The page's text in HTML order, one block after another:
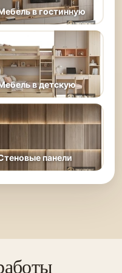
в гостинную
в детскую
панели